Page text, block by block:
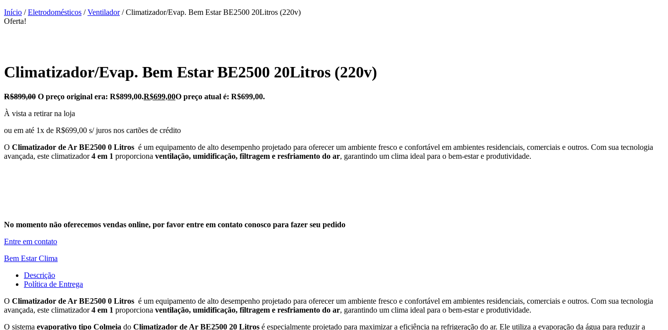
Início /Eletrodomésticos /Ventilador/ Climatizador/Evap. Bem Estar BE2500 20Litros (220v)
Oferta!
Climatizador/Evap. Bem Estar BE2500 20Litros (220v)
R$899,00 O preço original era: R$899,00.R$699,00O preço atual é: R$699,00.
À vista a retirar na loja
ou em até 1x de R$699,00 s/ juros nos cartões de crédito
O Climatizador de Ar BE2500 0 Litros é um equipamento de alto desempenho projetado para oferecer um ambiente fresco e confortável em ambientes residenciais, comerciais e outros. Com sua tecnologia
avançada, este climatizador4 em 1 proporciona ventilação, umidificação, filtragem e resfriamento do ar, garantindo um clima ideal para o bem-estar e produtividade.
No momento não oferecemos vendas online, por favor entre em contato conosco para fazer seu pedido
Entre em contato
Bem Estar Clima
Descrição
Política de Entrega
O Climatizador de Ar BE2500 0 Litros é um equipamento de alto desempenho projetado para oferecer um ambiente fresco e confortável em ambientes residenciais, comerciais e outros. Com sua tecnologia
avançada, este climatizador4 em 1 proporciona ventilação, umidificação, filtragem e resfriamento do ar, garantindo um clima ideal para o bem-estar e produtividade.
O sistema evaporativo tipo Colmeia do Climatizador de Ar BE2500 20 Litros é especialmente projetado para maximizar a eficiência na refrigeração do ar. Ele utiliza a evaporação da água para reduzir a